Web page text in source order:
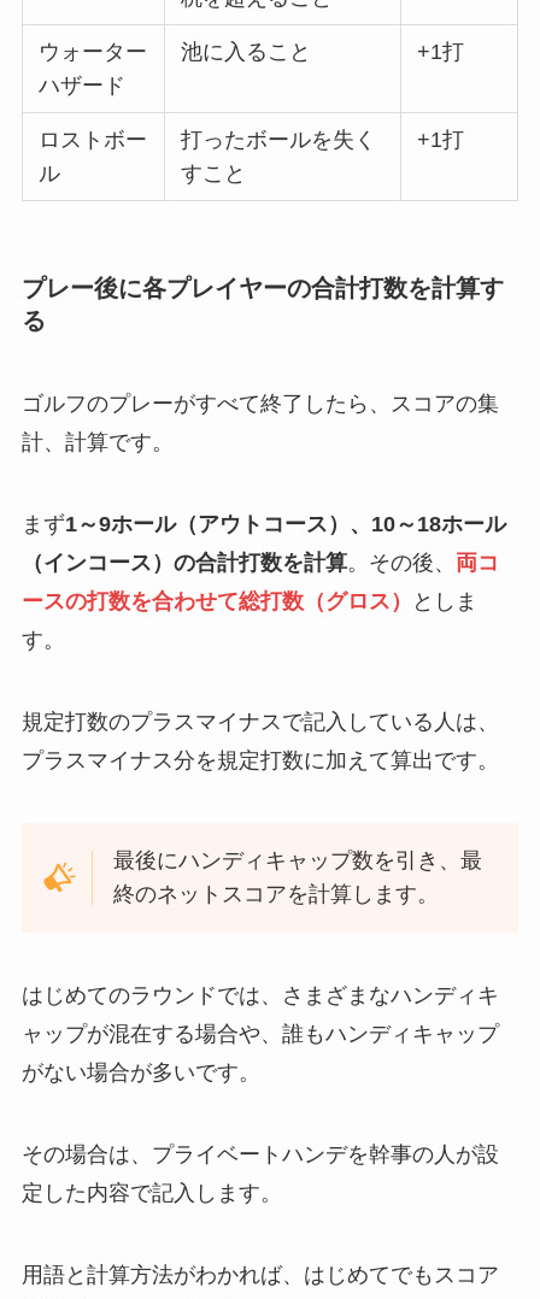
ウォーター
ハザード
池に入ること +1打
ロストボー
ル
打ったボールを失く
すこと
+1打
プレー後に各プレイヤーの合計打数を計算す
る
ゴルフのプレーがすべて終了したら、スコアの集
計、計算です。
まず1～9ホール（アウトコース）、10～18ホール
（インコース）の合計打数を計算。その後、 両コ
ースの打数を合わせて総打数（グロス）
としま
す。
規定打数のプラスマイナスで記入している人は、
プラスマイナス分を規定打数に加えて算出です。
最後にハンディキャップ数を引き、最
終のネットスコアを計算します。
はじめてのラウンドでは、さまざまなハンディキ
ャップが混在する場合や、誰もハンディキャップ
がない場合が多いです。
その場合は、プライベートハンデを幹事の人が設
定した内容で記入します。
用語と計算方法がわかれば、はじめてでもスコア